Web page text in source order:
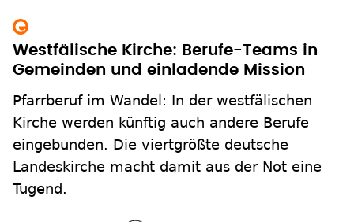
Westfälische Kirche: Berufe-Teams in
Gemeinden und einladende Mission
Pfarrberuf im Wandel: In der westfälischen
Kirche werden künftig auch andere Berufe
eingebunden. Die viertgrößte deutsche
Landeskirche macht damit aus der Not eine
Tugend.